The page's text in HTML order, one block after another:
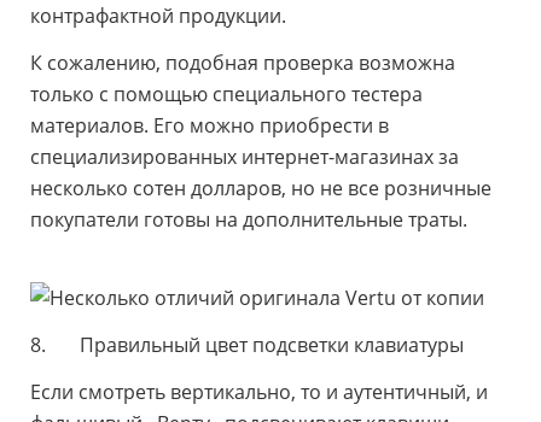
контрафактной продукции.
К сожалению, подобная проверка возможна
только с помощью специального тестера
материалов. Его можно приобрести в
специализированных интернет-магазинах за
несколько сотен долларов, но не все розничные
покупатели готовы на дополнительные траты.
8. Правильный цвет подсветки клавиатуры
Если смотреть вертикально, то и аутентичный, и